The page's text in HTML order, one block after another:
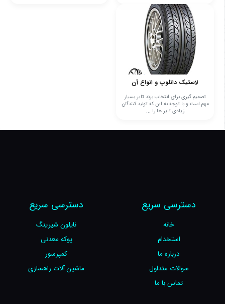
لاستیک دانلوپ و انواع آن
تصمیم گیری برای انتخاب برند تایر بسیار
مهم است و با توجه به این که تولید کنندگان
زیادی تایر ها را ...
دسترسی سریع
خانه
استخدام
درباره ما
سوالات متداول
تماس با ما
دسترسی سریع
نایلون شیرینگ
پوکه معدنی
کمپرسور
ماشین آلات راهسازی